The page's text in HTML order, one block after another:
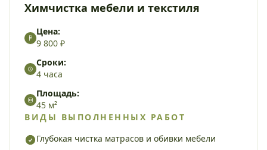
Химчистка мебели и текстиля
Цена:
9 800 ₽
Сроки:
4 часа
Площадь:
45 м²
ВИДЫ ВЫПОЛНЕННЫХ РАБОТ
Глубокая чистка матрасов и обивки мебели